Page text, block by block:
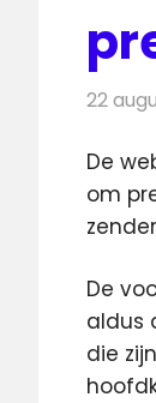
22
De
om
De
aldus
die